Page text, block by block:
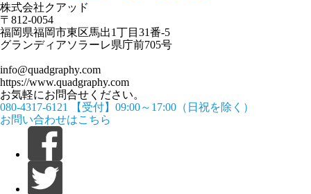
株式会社クアッド
〒812-0054
​福岡県福岡市東区馬出1丁目31番-5
グランディアソラーレ県庁前705号
info@quadgraphy.com
https://www.quadgraphy.com
お気軽にお問合せください。
080-4317-6121
【受付】09:00～17:00（日祝を除く）
お問い合わせはこちら